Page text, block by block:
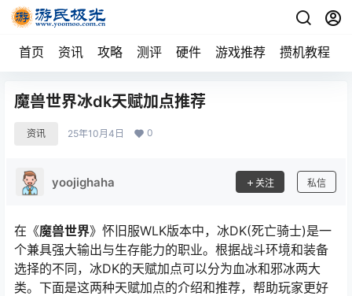
首页 资讯 攻略 测评 硬件 游戏推荐 攒机教程
魔兽世界冰dk天赋加点推荐
资讯 25年10月4日 0
yoojighaha 关注 私信
在《魔兽世界》怀旧服WLK版本中，冰DK(死亡骑士)是一
个兼具强大输出与生存能力的职业。根据战斗环境和装备
选择的不同，冰DK的天赋加点可以分为血冰和邪冰两大
类。下面是这两种天赋加点的介绍和推荐，帮助玩家更好